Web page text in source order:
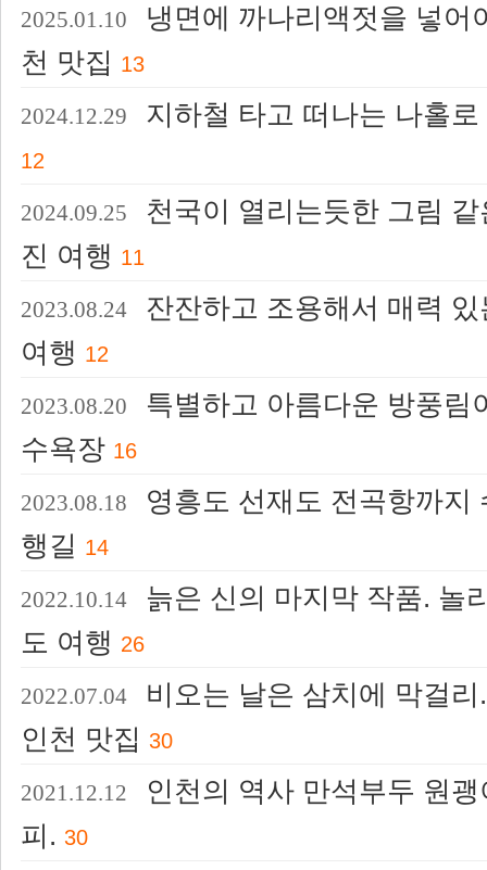
2025.01.10
냉면에 까나리액젓을 넣어
천 맛집 13
2024.12.29 지하철 타고 떠나는 나홀
12
2024.09.25
천국이 열리는듯한 그림
진 여행 11
2023.08.24
잔잔하고 조용해서 매력
여행 12
2023.08.20
특별하고 아름다운 방풍림
수욕장 16
2023.08.18
영흥도 선재도 전곡항까지
행길 14
2022.10.14
늙은 신의 마지막 작품. 놀
도 여행 26
2022.07.04
비오는 날은 삼치에 막걸
인천 맛집 30
2021.12.12
인천의 역사 만석부두 원
피. 30